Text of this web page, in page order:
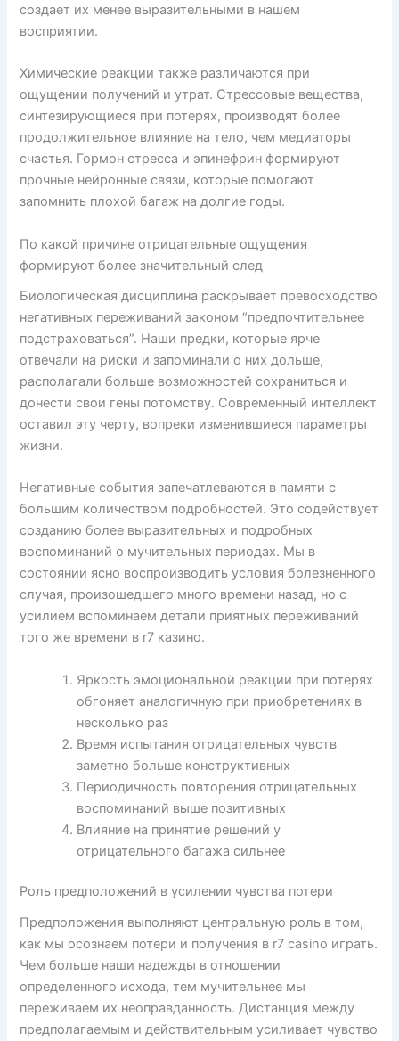
создает их менее выразительными в нашем
восприятии.
Химические реакции также различаются при
ощущении получений и утрат. Стрессовые вещества,
синтезирующиеся при потерях, производят более
продолжительное влияние на тело, чем медиаторы
счастья. Гормон стресса и эпинефрин формируют
прочные нейронные связи, которые помогают
запомнить плохой багаж на долгие годы.
По какой причине отрицательные ощущения
формируют более значительный след
Биологическая дисциплина раскрывает превосходство
негативных переживаний законом “предпочтительнее
подстраховаться”. Наши предки, которые ярче
отвечали на риски и запоминали о них дольше,
располагали больше возможностей сохраниться и
донести свои гены потомству. Современный интеллект
оставил эту черту, вопреки изменившиеся параметры
жизни.
Негативные события запечатлеваются в памяти с
большим количеством подробностей. Это содействует
созданию более выразительных и подробных
воспоминаний о мучительных периодах. Мы в
состоянии ясно воспроизводить условия болезненного
случая, произошедшего много времени назад, но с
усилием вспоминаем детали приятных переживаний
того же времени в r7 казино.
Яркость эмоциональной реакции при потерях
обгоняет аналогичную при приобретениях в
несколько раз
Время испытания отрицательных чувств
заметно больше конструктивных
Периодичность повторения отрицательных
воспоминаний выше позитивных
Влияние на принятие решений у
отрицательного багажа сильнее
Роль предположений в усилении чувства потери
Предположения выполняют центральную роль в том,
как мы осознаем потери и получения в r7 casino играть.
Чем больше наши надежды в отношении
определенного исхода, тем мучительнее мы
переживаем их неоправданность. Дистанция между
предполагаемым и действительным усиливает чувство